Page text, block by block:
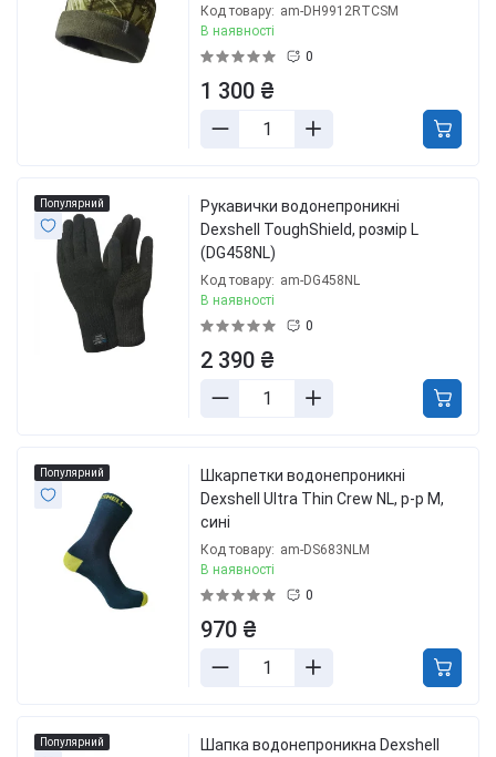
Код товару: am-DH9912RTCSM
В наявності
0
1 300 ₴
Популярний
Рукавички водонепроникні
Dexshell ToughShield, розмір L
(DG458NL)
Код товару: am-DG458NL
В наявності
0
2 390 ₴
Популярний
Шкарпетки водонепроникні
Dexshell Ultra Thin Crew NL, p-p М,
сині
Код товару: am-DS683NLM
В наявності
0
970 ₴
Популярний
Шапка водонепроникна Dexshell